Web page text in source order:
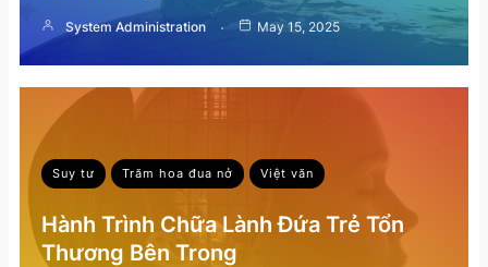
System Administration May 15, 2025
Suy tư Trăm hoa đua nở Việt văn
Hành Trình Chữa Lành Đứa Trẻ Tổn
Thương Bên Trong